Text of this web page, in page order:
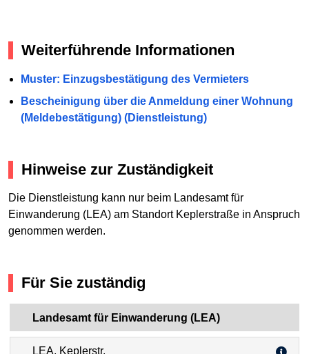
Weiterführende Informationen
Muster: Einzugsbestätigung des Vermieters
Bescheinigung über die Anmeldung einer Wohnung
(Meldebestätigung) (Dienstleistung)
Hinweise zur Zuständigkeit
Die Dienstleistung kann nur beim Landesamt für
Einwanderung (LEA) am Standort Keplerstraße in Anspruch
genommen werden.
Für Sie zuständig
Landesamt für Einwanderung (LEA)
LEA, Keplerstr.